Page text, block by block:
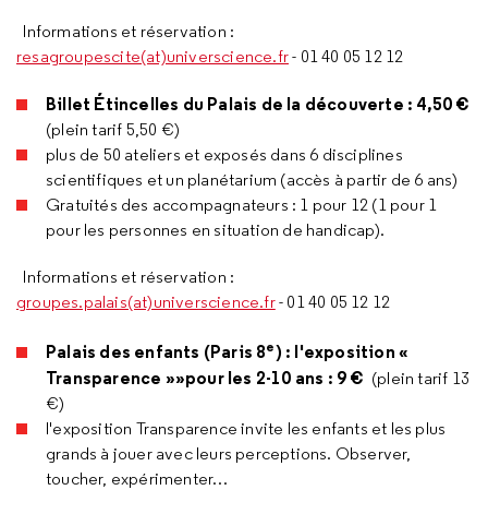
Informations et réservation :
resagroupescite(at)universcience.fr- 01 40 05 12 12
Billet Étincelles du Palais de la découverte : 4,50 €
(plein tarif 5,50 €)
plus de 50 ateliers et exposés dans 6 disciplines
scientifiques et un planétarium (accès à partir de 6 ans)
Gratuités des accompagnateurs : 1 pour 12 (1 pour 1
pour les personnes en situation de handicap).
Informations et réservation :
groupes.palais(at)universcience.fr- 01 40 05 12 12
Palais des enfants (Paris 8e) : l'exposition «
Transparence »»pour les 2-10 ans : 9 € (plein tarif 13
€)
l'exposition Transparence invite les enfants et les plus
grands à jouer avec leurs perceptions. Observer,
toucher, expérimenter…